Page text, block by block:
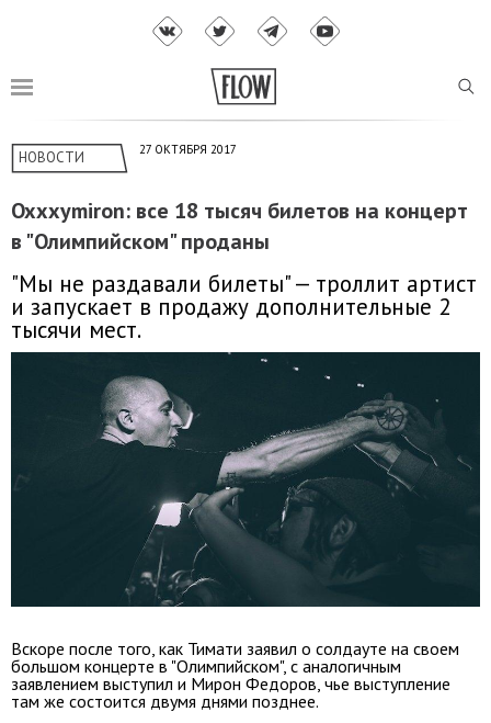
НОВОСТИ 27 ОКТЯБРЯ 2017
Oxxxymiron: все 18 тысяч билетов на концерт
в "Олимпийском" проданы
"Мы не раздавали билеты" — троллит артист
и запускает в продажу дополнительные 2
тысячи мест.
Вскоре после того, как Тимати заявил о солдауте на своем
большом концерте в "Олимпийском", с аналогичным
заявлением выступил и Мирон Федоров, чье выступление
там же состоится двумя днями позднее.